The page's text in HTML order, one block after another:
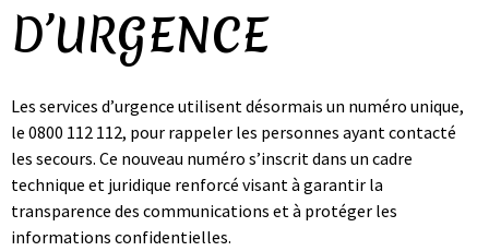
D’URGENCE
Les services d’urgence utilisent désormais un numéro unique,
le 0800 112 112, pour rappeler les personnes ayant contacté
les secours. Ce nouveau numéro s’inscrit dans un cadre
technique et juridique renforcé visant à garantir la
transparence des communications et à protéger les
informations confidentielles.